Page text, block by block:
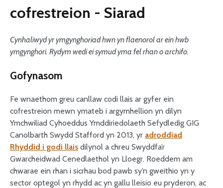
cofrestreion - Siarad
Cynhaliwyd yr ymgynghoriad hwn yn flaenorol ar ein hwb
ymgynghori. Rydym wedi ei symud yma fel rhan o archifo.
Gofynasom
Fe wnaethom greu canllaw codi llais ar gyfer ein
cofrestreion mewn ymateb i argymhellion yn dilyn
Ymchwiliad Cyhoeddus Ymddiriedolaeth Sefydledig GIG
Canolbarth Swydd Stafford yn 2013, yr adroddiad
Rhyddid i godi llais dilynol a chreu Swyddfa’r
Gwarcheidwad Cenedlaethol yn Lloegr. Roeddem am
chwarae ein rhan i sicrhau bod pawb sy’n gweithio yn y
sector optegol yn rhydd ac yn gallu lleisio eu pryderon, ac